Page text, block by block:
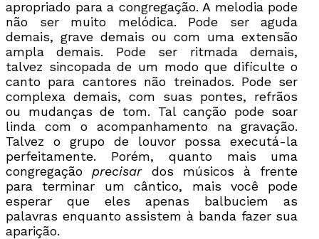
apropriado para a congregação. A melodia pode
não ser muito melódica. Pode ser aguda
demais, grave demais ou com uma extensão
ampla demais. Pode ser ritmada demais,
talvez sincopada de um modo que dificulte o
canto para cantores não treinados. Pode ser
complexa demais, com suas pontes, refrãos
ou mudanças de tom. Tal canção pode soar
linda com o acompanhamento na gravação.
Talvez o grupo de louvor possa executá-la
perfeitamente. Porém, quanto mais uma
congregação precisardos músicos à frente
para terminar um cântico, mais você pode
esperar que eles apenas balbuciem as
palavras enquanto assistem à banda fazer sua
aparição.